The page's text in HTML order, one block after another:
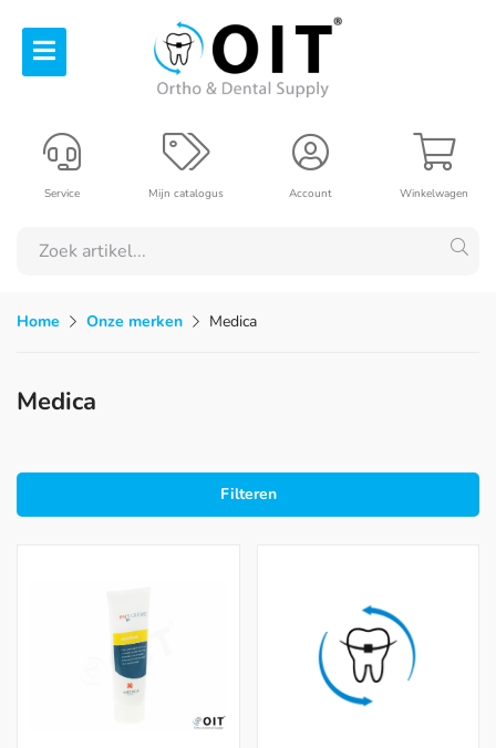
Winkelwagen
Account
Mijn catalogus
Service
Home Onze merken Medica
Medica
Filteren